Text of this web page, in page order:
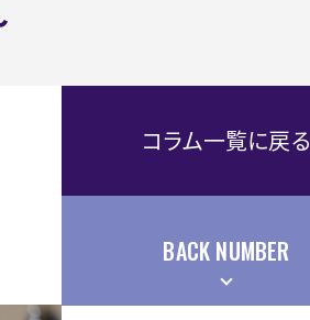
コラム一覧に戻る
BACK NUMBER